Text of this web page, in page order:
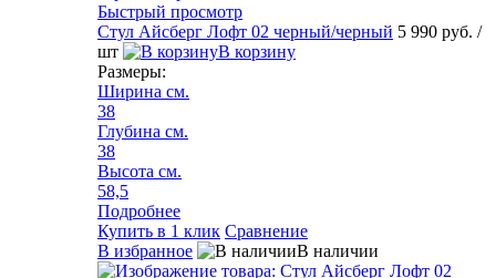
Быстрый просмотр
Стул Айсберг Лофт 02 черный/черный 5 990 руб. /
шт
В корзину
Размеры:
Ширина см.
38
Глубина см.
38
Высота см.
58,5
Подробнее
Купить в 1 клик Сравнение
В избранное
В наличии